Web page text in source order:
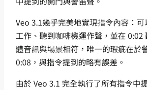
Veo 3.1幾乎完美地實現指令內容：
工作、聽到咖啡機運作聲，並在 0:02
體音訊與場景相符，唯一的瑕疵在於
0:08，與指令提到的略有誤差。
由於 Veo 3.1 完全執行了所有指令中